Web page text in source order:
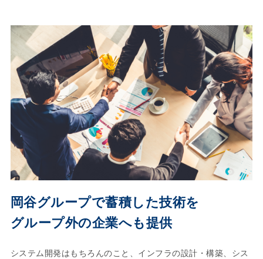
岡谷グループで蓄積した技術を
グループ外の企業へも提供
システム開発はもちろんのこと、インフラの設計・構築、シス